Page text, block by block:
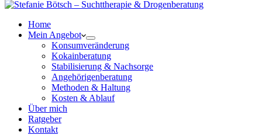
Home
Mein Angebot
Konsumveränderung
Kokainberatung
Stabilisierung & Nachsorge
Angehörigenberatung
Methoden & Haltung
Kosten & Ablauf
Über mich
Ratgeber
Kontakt